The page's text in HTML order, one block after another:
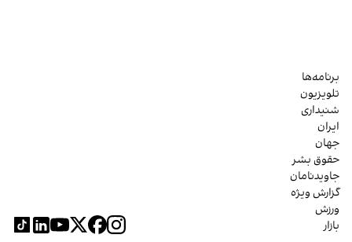
برنامه‌ها
تلویزیون
شنیداری
ایران
جهان
حقوق بشر
جاویدنامان
گزارش ویژه
ورزش
بازار